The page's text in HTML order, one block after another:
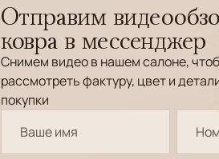
Отправим
ковра в мессенджер
Снимем видео в нашем салоне,
рассмотреть фактуру, цвет и
покупки